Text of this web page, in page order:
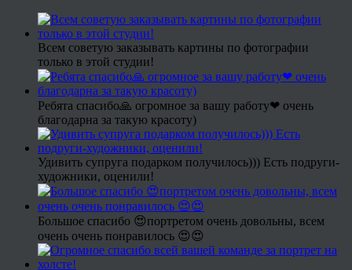
Всем советую заказывать картины по фотографии
только в этой студии!
Ребята спасибо🙏 огромное за вашу работу❤ очень
благодарна за такую красоту)
Удивить супруга подарком получилось))) Есть подруги-
художники, оценили!
Большое спасибо 😍портретом очень довольны, всем
очень очень понравилось 😍😍